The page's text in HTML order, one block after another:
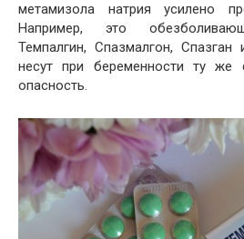
метамизола натрия усилено
Например, это
Темпалгин, Спазмалгон,
несут при беременности ту же
опасность.